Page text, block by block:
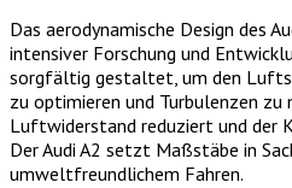
Das aerodynamische Design des
intensiver Forschung und
sorgfältig gestaltet, um den
zu optimieren und Turbulenzen zu
Luftwiderstand reduziert und der
Der Audi A2 setzt Maßstäbe in
umweltfreundlichem Fahren.